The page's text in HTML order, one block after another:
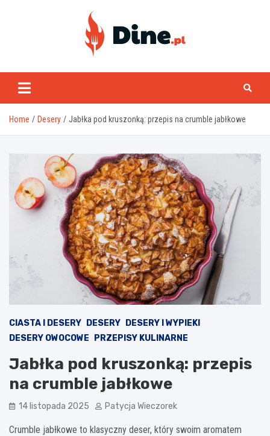
www.dine.pl
Home Desery Jabłka pod kruszonką: przepis na crumble jabłkowe
CIASTA I DESERY DESERY
DESERY I WYPIEKI
DESERY OWOCOWE
PRZEPISY KULINARNE
Jabłka pod kruszonką: przepis
na crumble jabłkowe
14 listopada 2025 Patycja Wieczorek
Crumble jabłkowe to klasyczny deser, który swoim aromatem